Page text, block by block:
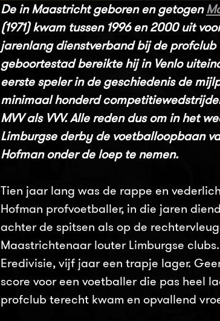
De in Maastricht geboren en getogen
(1971) kwam tussen 1996 en 2000 uit
jarenlang dienstverband bij de profclub
geboortestad bereikte hij in Venlo
eerste speler in de geschiedenis de
minimaal honderd
MVV als VVV. Alle reden dus om in het
Limburgse derby de voetballoopbaan
Hofman onder de loep te nemen.
Tien jaar lang was de rappe en
Hofman profvoetballer, in die jaren
achter de spitsen als op de
Maastrichtenaar louter Limburgse
Eredivisie, vijf jaar een trapje lager.
score voor een voetballer die pas heel
profclub terecht kwam en opvallend